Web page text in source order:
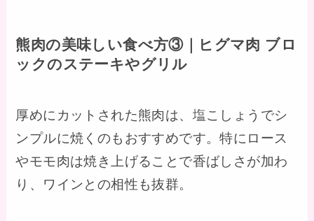
熊肉の美味しい食べ方③｜ヒグマ肉 ブロ
ックのステーキやグリル
厚めにカットされた熊肉は、塩こしょうでシ
ンプルに焼くのもおすすめです。特にロース
やモモ肉は焼き上げることで香ばしさが加わ
り、ワインとの相性も抜群。